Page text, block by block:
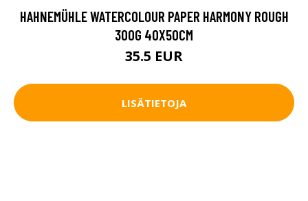
HAHNEMÜHLE WATERCOLOUR PAPER HARMONY ROUGH
300G 40X50CM
35.5 EUR
LISÄTIETOJA